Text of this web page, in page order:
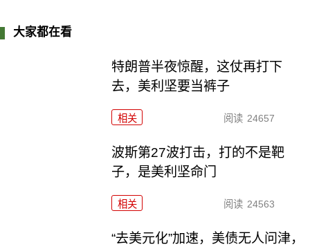
大家都在看
特朗普半夜惊醒，这仗再打下
去，美利坚要当裤子
相关 阅读 24657
波斯第27波打击，打的不是靶
子，是美利坚命门
相关 阅读 24563
“去美元化”加速，美债无人问津，